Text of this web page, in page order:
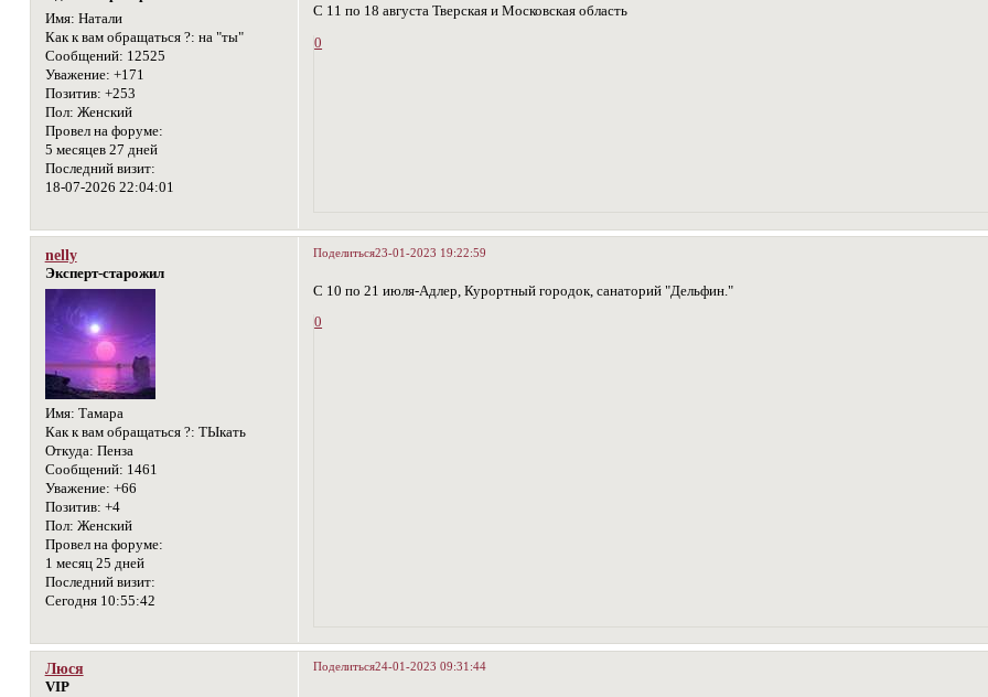
Имя: Натали
Как к вам обращаться ?: на "ты"
Сообщений: 12525
Уважение: +171
Позитив: +253
Пол: Женский
Провел на форуме:
5 месяцев 27 дней
Последний визит:
18-07-2026 22:04:01
С 11 по 18 августа Тверская и Московская область
0
Поделиться23-01-2023 19:22:59
nelly
Эксперт-старожил
Имя: Тамара
Как к вам обращаться ?: ТЫкать
Откуда: Пенза
Сообщений: 1461
Уважение: +66
Позитив: +4
Пол: Женский
Провел на форуме:
1 месяц 25 дней
Последний визит:
Сегодня 10:55:42
С 10 по 21 июля-Адлер, Курортный городок, санаторий "Дельфин."
0
Поделиться24-01-2023 09:31:44
Люся
VIP